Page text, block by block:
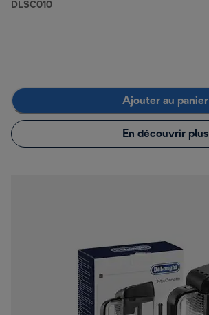
DLSC010
Ajouter au panier
En découvrir plus